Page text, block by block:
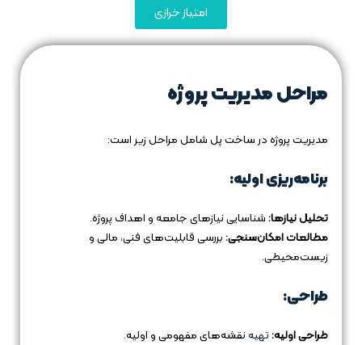
امتیاز خرازی
مراحل مدیریت پروژه
مدیریت پروژه در ساخت پل شامل مراحل زیر است:
برنامه‌ریزی اولیه:
تحلیل نیازها:شناسایی نیازهای جامعه و اهداف پروژه.
مطالعات امکان‌سنجی:بررسی قابلیت‌های فنی، مالی و
زیست‌محیطی.
طراحی:
طراحی اولیه:تهیهنقشه‌های مفهومی و اولیه.